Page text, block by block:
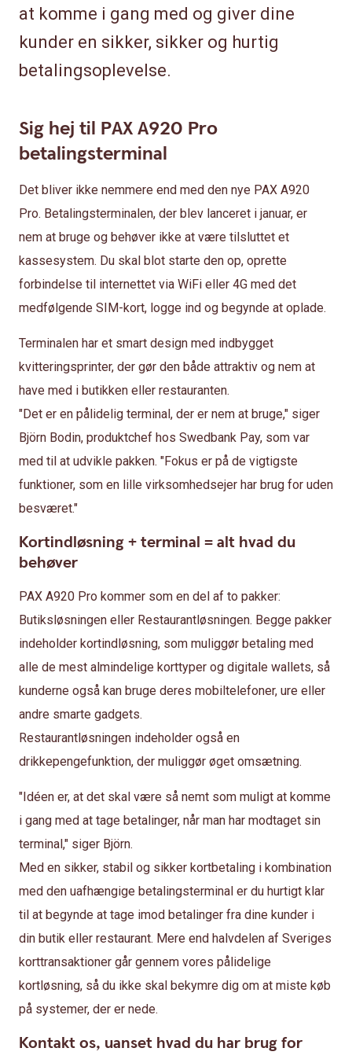
at komme i gang med og giver dine
kunder en sikker, sikker og hurtig
betalingsoplevelse.
Sig hej til PAX A920 Pro
betalingsterminal
Det bliver ikke nemmere end med den nye PAX A920
Pro. Betalingsterminalen, der blev lanceret i januar, er
nem at bruge og behøver ikke at være tilsluttet et
kassesystem. Du skal blot starte den op, oprette
forbindelse til internettet via WiFi eller 4G med det
medfølgende SIM-kort, logge ind og begynde at oplade.
Terminalen har et smart design med indbygget
kvitteringsprinter, der gør den både attraktiv og nem at
have med i butikken eller restauranten.
"Det er en pålidelig terminal, der er nem at bruge," siger
Björn Bodin, produktchef hos Swedbank Pay, som var
med til at udvikle pakken. "Fokus er på de vigtigste
funktioner, som en lille virksomhedsejer har brug for uden
besværet."
Kortindløsning + terminal = alt hvad du
behøver
PAX A920 Pro kommer som en del af to pakker:
Butiksløsningen eller Restaurantløsningen. Begge pakker
indeholder kortindløsning, som muliggør betaling med
alle de mest almindelige korttyper og digitale wallets, så
kunderne også kan bruge deres mobiltelefoner, ure eller
andre smarte gadgets.
Restaurantløsningen indeholder også en
drikkepengefunktion, der muliggør øget omsætning.
"Idéen er, at det skal være så nemt som muligt at komme
i gang med at tage betalinger, når man har modtaget sin
terminal," siger Björn.
Med en sikker, stabil og sikker kortbetaling i kombination
med den uafhængige betalingsterminal er du hurtigt klar
til at begynde at tage imod betalinger fra dine kunder i
din butik eller restaurant. Mere end halvdelen af ​​Sveriges
korttransaktioner går gennem vores pålidelige
kortløsning, så du ikke skal bekymre dig om at miste køb
på systemer, der er nede.
Kontakt os, uanset hvad du har brug for